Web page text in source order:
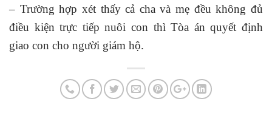
– Trường hợp xét thấy cả cha và mẹ đều không đủ
điều kiện trực tiếp nuôi con thì Tòa án quyết định
giao con cho người giám hộ.